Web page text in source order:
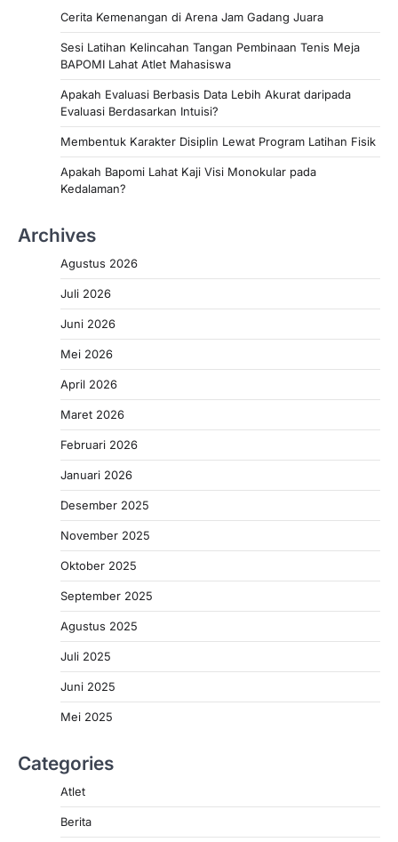
Cerita Kemenangan di Arena Jam Gadang Juara
Sesi Latihan Kelincahan Tangan Pembinaan Tenis Meja
BAPOMI Lahat Atlet Mahasiswa
Apakah Evaluasi Berbasis Data Lebih Akurat daripada
Evaluasi Berdasarkan Intuisi?
Membentuk Karakter Disiplin Lewat Program Latihan Fisik
Apakah Bapomi Lahat Kaji Visi Monokular pada
Kedalaman?
Archives
Agustus 2026
Juli 2026
Juni 2026
Mei 2026
April 2026
Maret 2026
Februari 2026
Januari 2026
Desember 2025
November 2025
Oktober 2025
September 2025
Agustus 2025
Juli 2025
Juni 2025
Mei 2025
Categories
Atlet
Berita